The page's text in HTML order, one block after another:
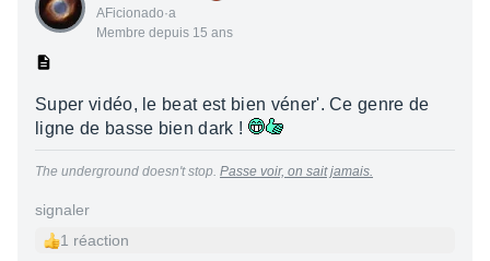
AFicionado·a
Membre depuis 15 ans
Super vidéo, le beat est bien véner'. Ce genre de
ligne de basse bien dark !
The underground doesn't stop. Passe voir, on sait jamais.
signaler
1 réaction